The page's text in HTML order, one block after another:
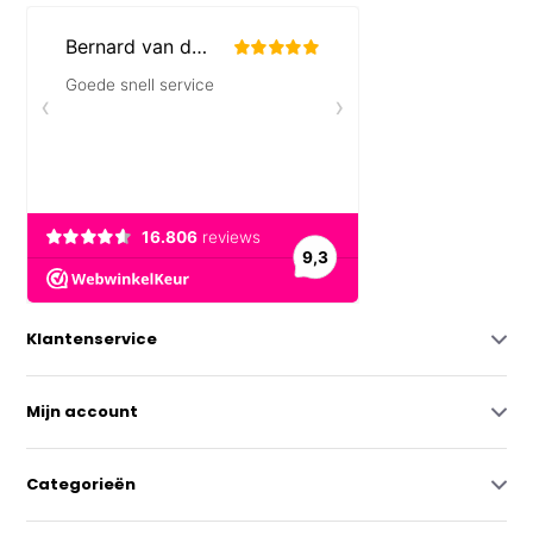
Klantenservice
Mijn account
Categorieën